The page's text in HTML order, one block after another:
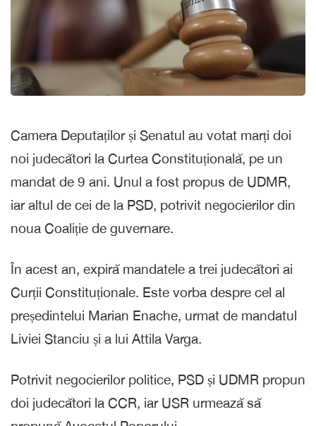
Camera Deputaților și Senatul au votat marți doi
noi judecători la Curtea Constituțională, pe un
mandat de 9 ani. Unul a fost propus de UDMR,
iar altul de cei de la PSD, potrivit negocierilor din
noua Coaliție de guvernare.
În acest an, expiră mandatele a trei judecători ai
Curții Constituționale. Este vorba despre cel al
președintelui Marian Enache, urmat de mandatul
Liviei Stanciu și a lui Attila Varga.
Potrivit negocierilor politice, PSD și UDMR propun
doi judecători la CCR, iar USR urmează să